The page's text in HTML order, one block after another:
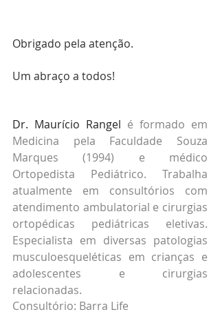
Obrigado pela atenção.
Um abraço a todos!
Dr. Maurício Rangel é formado em
Medicina pela Faculdade Souza
Marques (1994) e médico
Ortopedista Pediátrico. Trabalha
atualmente em consultórios com
atendimento ambulatorial e cirurgias
ortopédicas pediátricas eletivas.
Especialista em diversas patologias
musculoesqueléticas em crianças e
adolescentes e cirurgias
relacionadas.
Consultório: Barra Life